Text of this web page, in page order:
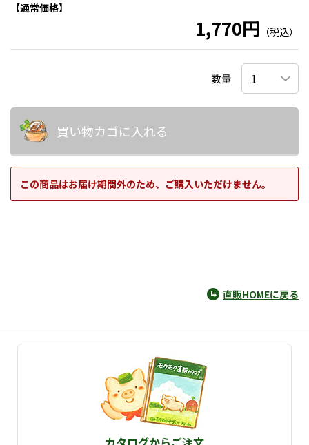
【通常価格】
1,770円 （税込）
数量
買い物カゴに入れる
この商品はお届け期間外のため、ご購入いただけません。
直販HOMEに戻る